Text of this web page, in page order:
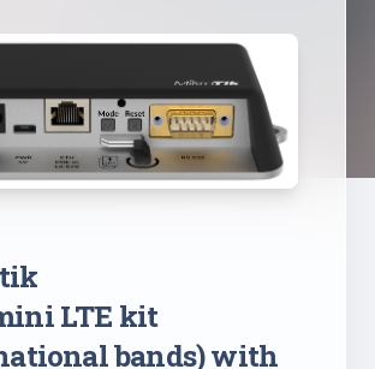
LTE kit
bands) with